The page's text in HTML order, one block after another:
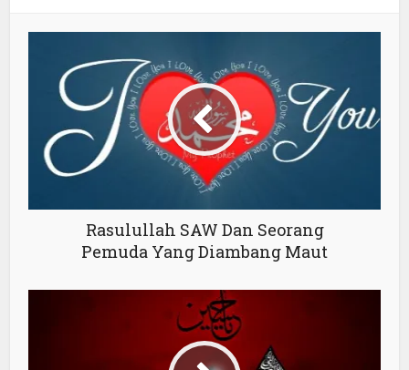
Rasulullah SAW Dan Seorang
Pemuda Yang Diambang Maut